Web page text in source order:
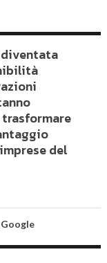
diventata
del